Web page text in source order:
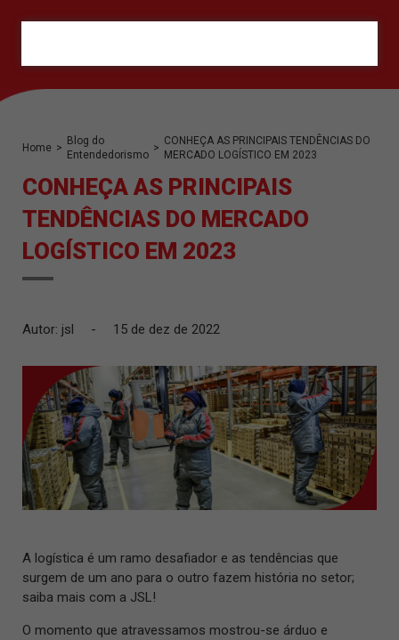
Home >
Blog do
Entendedorismo
>
CONHEÇA AS PRINCIPAIS TENDÊNCIAS DO
MERCADO LOGÍSTICO EM 2023
CONHEÇA AS PRINCIPAIS
TENDÊNCIAS DO MERCADO
LOGÍSTICO EM 2023
Autor: jsl - 15 de dez de 2022
A logística é um ramo desafiador e as tendências que
surgem de um ano para o outro fazem história no setor;
saiba mais com a JSL!
O momento que atravessamos mostrou-se árduo e